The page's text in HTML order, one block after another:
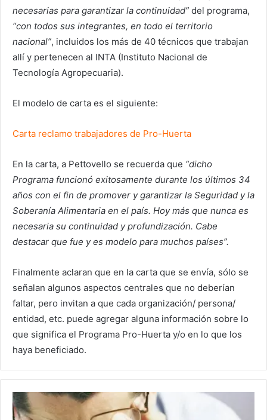
necesarias para garantizar la continuidad” del programa,
“con todos sus integrantes, en todo el territorio
nacional”, incluidos los más de 40 técnicos que trabajan
allí y pertenecen al INTA (Instituto Nacional de
Tecnología Agropecuaria).
El modelo de carta es el siguiente:
Carta reclamo trabajadores de Pro-Huerta
En la carta, a Pettovello se recuerda que “dicho
Programa funcionó exitosamente durante los últimos 34
años con el fin de promover y garantizar la Seguridad y la
Soberanía Alimentaria en el país. Hoy más que nunca es
necesaria su continuidad y profundización. Cabe
destacar que fue y es modelo para muchos países”.
Finalmente aclaran que en la carta que se envía, sólo se
señalan algunos aspectos centrales que no deberían
faltar, pero invitan a que cada organización/ persona/
entidad, etc. puede agregar alguna información sobre lo
que significa el Programa Pro-Huerta y/o en lo que los
haya beneficiado.